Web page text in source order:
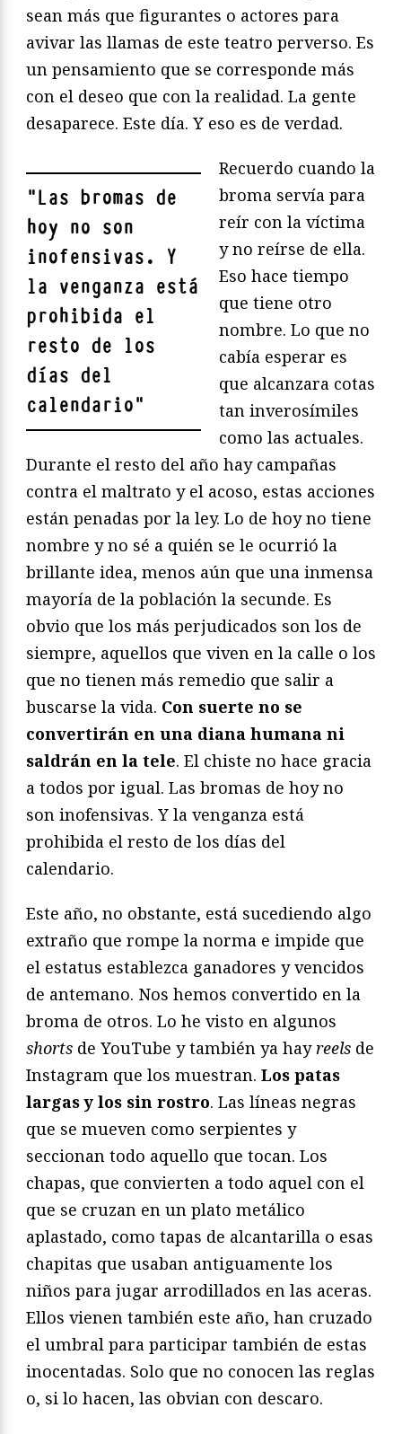
sean más que figurantes o actores para
avivar las llamas de este teatro perverso. Es
un pensamiento que se corresponde más
con el deseo que con la realidad. La gente
desaparece. Este día. Y eso es de verdad.
"Las bromas de
hoy no son
inofensivas. Y
la venganza está
prohibida el
resto de los
días del
calendario"
Recuerdo cuando la
broma servía para
reír con la víctima
y no reírse de ella.
Eso hace tiempo
que tiene otro
nombre. Lo que no
cabía esperar es
que alcanzara cotas
tan inverosímiles
como las actuales.
Durante el resto del año hay campañas
contra el maltrato y el acoso, estas acciones
están penadas por la ley. Lo de hoy no tiene
nombre y no sé a quién se le ocurrió la
brillante idea, menos aún que una inmensa
mayoría de la población la secunde. Es
obvio que los más perjudicados son los de
siempre, aquellos que viven en la calle o los
que no tienen más remedio que salir a
buscarse la vida. Con suerte no se
convertirán en una diana humana ni
saldrán en la tele. El chiste no hace gracia
a todos por igual. Las bromas de hoy no
son inofensivas. Y la venganza está
prohibida el resto de los días del
calendario.
Este año, no obstante, está sucediendo algo
extraño que rompe la norma e impide que
el estatus establezca ganadores y vencidos
de antemano. Nos hemos convertido en la
broma de otros. Lo he visto en algunos
shorts de YouTube y también ya hay reels de
Instagram que los muestran. Los patas
largas y los sin rostro. Las líneas negras
que se mueven como serpientes y
seccionan todo aquello que tocan. Los
chapas, que convierten a todo aquel con el
que se cruzan en un plato metálico
aplastado, como tapas de alcantarilla o esas
chapitas que usaban antiguamente los
niños para jugar arrodillados en las aceras.
Ellos vienen también este año, han cruzado
el umbral para participar también de estas
inocentadas. Solo que no conocen las reglas
o, si lo hacen, las obvian con descaro.